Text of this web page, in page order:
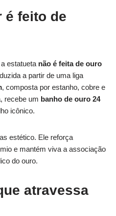
é feito de
estatueta não é feita de ouro
a partir de uma liga
, composta por estanho, cobre e
recebe um banho de ouro 24
icônico.
estético. Ele reforça
e mantém viva a associação
do ouro.
atravessa